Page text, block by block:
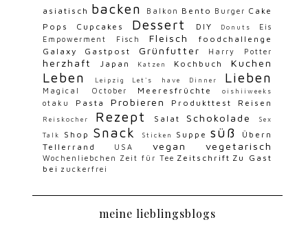
asiatisch backen Balkon Bento Burger Cake
Pops
Cupcakes Dessert DIY Donuts
Eis
Empowerment
Fisch Fleisch
foodchallenge
Galaxy
Gastpost Grünfutter Harry Potter
herzhaft Japan Katzen Kochbuch Kuchen
Leben Leipzig Let's have Dinner Lieben
Magical October Meeresfrüchte oishiiweeks
otaku Pasta Probieren Produkttest Reisen
Reiskocher Rezept Salat Schokolade Sex
Talk Shop Snack Sticken Suppe süß
Übern
Tellerrand
USA vegan vegetarisch
Wochenliebchen Zeit für Tee Zeitschrift Zu Gast
bei zuckerfrei
meine lieblingsblogs